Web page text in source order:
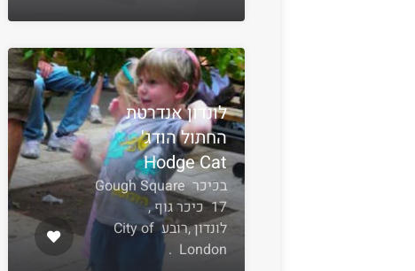
לונדון אנדרטת
החתול הודג'
Hodge Cat
בכיכר Gough Square
17 כיכר גוף ,
לונדון ,רובע City of
London .